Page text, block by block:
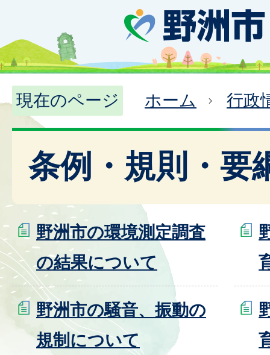
現在のページ ホーム 行政
条例・規則・要
野洲市の環境測定調査
の結果について
野洲市の騒音、振動の
規制について